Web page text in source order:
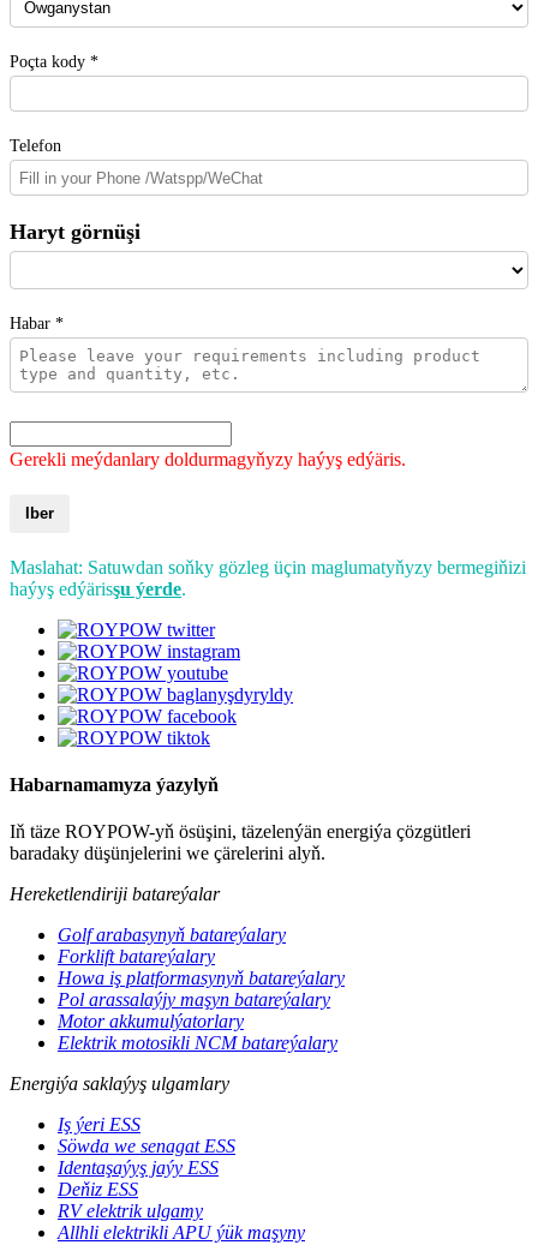
Poçta kody *
Telefon
Haryt görnüşi
Habar *
Gerekli meýdanlary doldurmagyňyzy haýyş edýäris.
Iber
Maslahat: Satuwdan soňky gözleg üçin maglumatyňyzy bermegiňizi
haýyş edýärisşu ýerde.
Habarnamamyza ýazylyň
Iň täze ROYPOW-yň ösüşini, täzelenýän energiýa çözgütleri
baradaky düşünjelerini we çärelerini alyň.
Hereketlendiriji batareýalar
Golf arabasynyň batareýalary
Forklift batareýalary
Howa iş platformasynyň batareýalary
Pol arassalaýjy maşyn batareýalary
Motor akkumulýatorlary
Elektrik motosikli NCM batareýalary
Energiýa saklaýyş ulgamlary
Iş ýeri ESS
Söwda we senagat ESS
Identaşaýyş jaýy ESS
Deňiz ESS
RV elektrik ulgamy
Allhli elektrikli APU ýük maşyny